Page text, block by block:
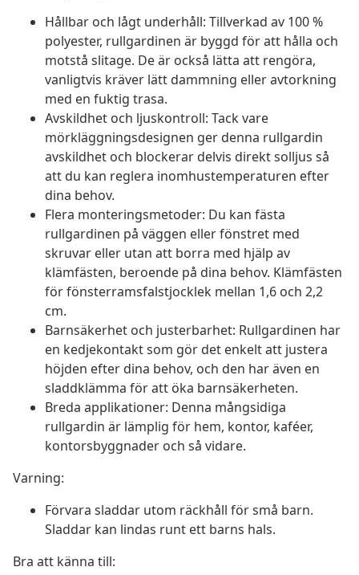
Hållbar och lågt underhåll: Tillverkad av 100 %
polyester, rullgardinen är byggd för att hålla och
motstå slitage. De är också lätta att rengöra,
vanligtvis kräver lätt dammning eller avtorkning
med en fuktig trasa.
Avskildhet och ljuskontroll: Tack vare
mörkläggningsdesignen ger denna rullgardin
avskildhet och blockerar delvis direkt solljus så
att du kan reglera inomhustemperaturen efter
dina behov.
Flera monteringsmetoder: Du kan fästa
rullgardinen på väggen eller fönstret med
skruvar eller utan att borra med hjälp av
klämfästen, beroende på dina behov. Klämfästen
för fönsterramsfalstjocklek mellan 1,6 och 2,2
cm.
Barnsäkerhet och justerbarhet: Rullgardinen har
en kedjekontakt som gör det enkelt att justera
höjden efter dina behov, och den har även en
sladdklämma för att öka barnsäkerheten.
Breda applikationer: Denna mångsidiga
rullgardin är lämplig för hem, kontor, kaféer,
kontorsbyggnader och så vidare.
Varning:
Förvara sladdar utom räckhåll för små barn.
Sladdar kan lindas runt ett barns hals.
Bra att känna till: